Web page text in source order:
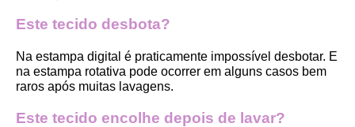
Este tecido desbota?
Na estampa digital é praticamente impossível desbotar. E
na estampa rotativa pode ocorrer em alguns casos bem
raros após muitas lavagens.
Este tecido encolhe depois de lavar?